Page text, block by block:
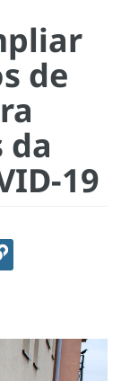
de
da
19